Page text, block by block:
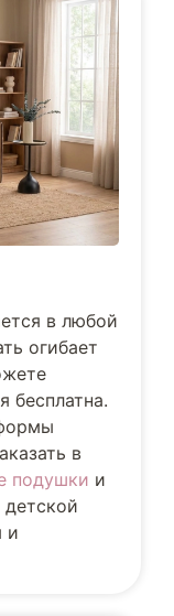
в любой
огибает
бесплатна.
в
подушки и
детской
и